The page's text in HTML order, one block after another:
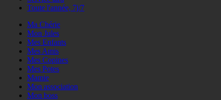
Toute l'année, 7j/7
Ma Chérie
Mon Jules
Mes Enfants
Mes Amis
Mes Copines
Mes Potes
Mamie
Mon association
Mon boss